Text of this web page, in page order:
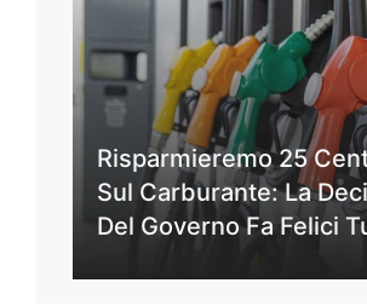
Risparmieremo 25
Sul Carburante: La
Del Governo Fa Felici